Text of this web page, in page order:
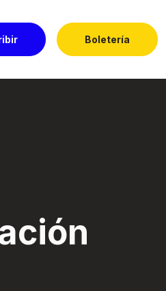
Boletería